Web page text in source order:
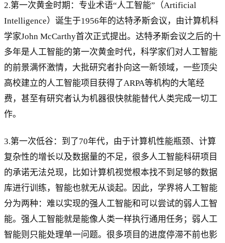
2.第一次黄金时期：专业术语“人工智能”（Artificial
Intelligence）诞生于1956年的达特矛斯会议，由计算机科
学家John McCarthy首次正式提出。达特矛斯会议之后的十
多年是人工智能的第一次黄金时代，科学家们对人工智能
的前景满怀激情，大批研究者扑向这一新领域，一些顶尖
高校建立的人工智能项目获得了ARPA等机构的大笔经
费，甚至有研究者认为机器很快就能替代人类完成一切工
作。
3.第一次低谷：到了70年代，由于计算机性能瓶颈、计算
复杂性的增长以及数据量的不足，很多人工智能科研项目
的承诺无法兑现，比如计算机视觉根本找不到足够的数据
库进行训练，智能也就无从谈起。因此，学界将人工智能
分为两种：难以实现的强人工智能和可以尝试的弱人工智
能。强人工智能就是能像人类一样执行通用任务；弱人工
智能则只能处理单一问题。很多项目的进度停滞不前也影